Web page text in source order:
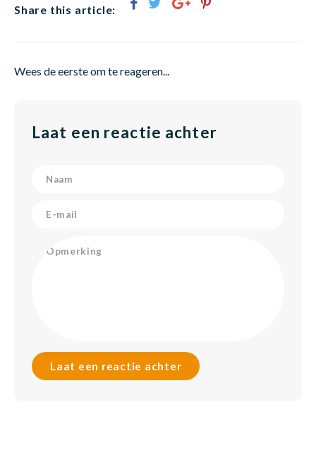
Share this article:
Wees de eerste om te reageren...
Laat een reactie achter
Laat een reactie achter